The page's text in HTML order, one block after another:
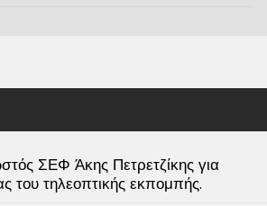
ΣΕΦ Άκης Πετρετζίκης για
του τηλεοπτικής εκπομπής.